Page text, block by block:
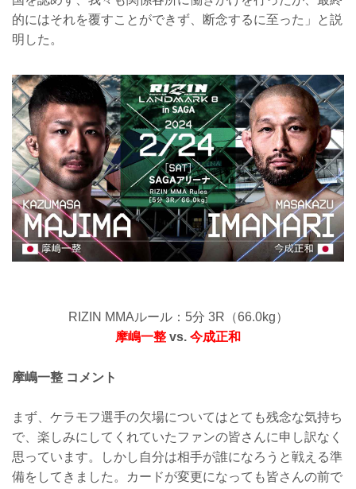
的にはそれを覆すことができず、断念するに至った」と説
明した。
RIZIN MMAルール：5分 3R（66.0kg）
摩嶋一整 vs. 今成正和
摩嶋一整 コメント
まず、ケラモフ選手の欠場についてはとても残念な気持ち
で、楽しみにしてくれていたファンの皆さんに申し訳なく
思っています。しかし自分は相手が誰になろうと戦える準
備をしてきました。カードが変更になっても皆さんの前で